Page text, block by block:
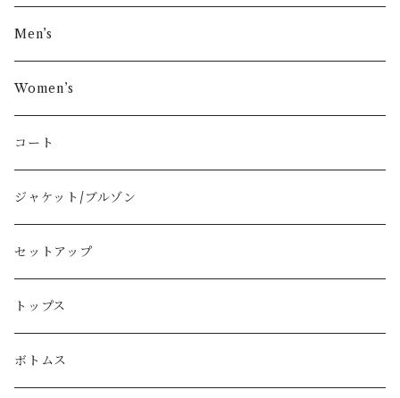
その他ブランド
COMME des GARÇONS
Vivienne Westwood
BURBERRY
PRADA
GUCCI
LOEWE
Men’s
Women’s
コート
ジャケット/ブルゾン
セットアップ
トップス
ボトムス